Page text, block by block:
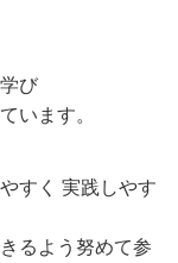
び
います。
すく 実践しやす
るよう努めて参